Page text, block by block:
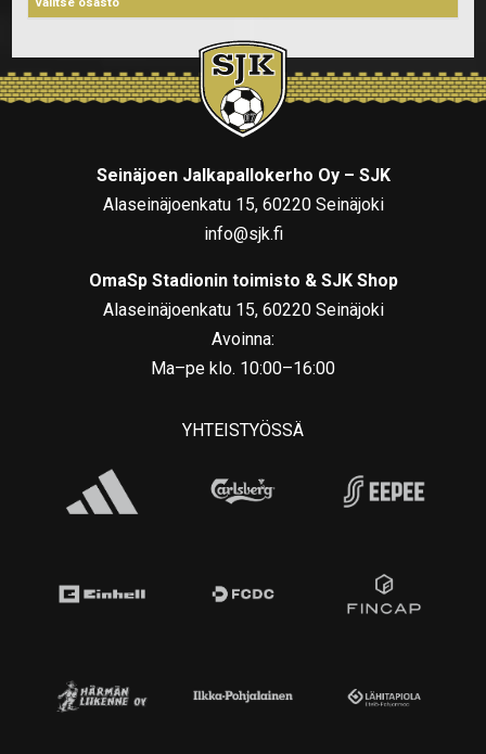
Seinäjoen Jalkapallokerho Oy – SJK
Alaseinäjoenkatu 15, 60220 Seinäjoki
info@sjk.fi
OmaSp Stadionin toimisto & SJK Shop
Alaseinäjoenkatu 15, 60220 Seinäjoki
Avoinna:
Ma–pe klo. 10:00–16:00
YHTEISTYÖSSÄ